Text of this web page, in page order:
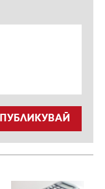
ПУБЛИКУВАЙ